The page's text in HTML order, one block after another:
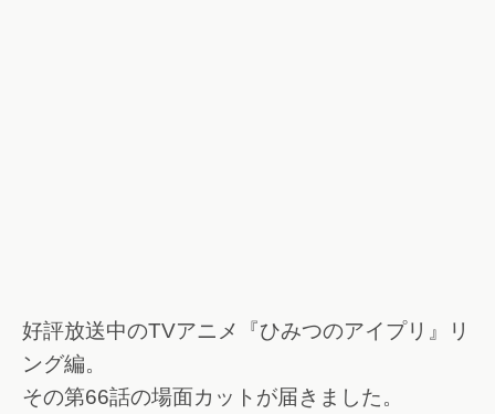
好評放送中のTVアニメ『ひみつのアイプリ』リ
ング編。
その第66話の場面カットが届きました。